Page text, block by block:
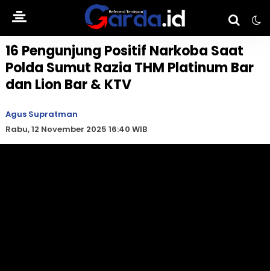
16 Pengunjung Positif Narkoba Saat
Polda Sumut Razia THM Platinum Bar
dan Lion Bar & KTV
Agus Supratman
Rabu, 12 November 2025 16:40 WIB